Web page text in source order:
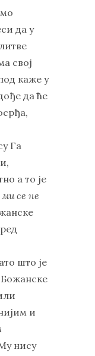
да у
свој
каже у
да ће
Га
а то је
ми се не
што је
и
нису